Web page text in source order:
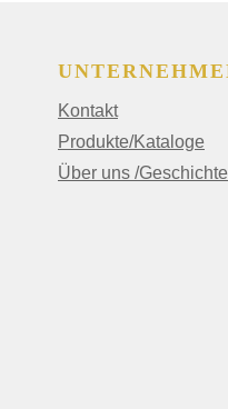
Kontakt
Produkte/Kataloge
Über uns /Geschichte